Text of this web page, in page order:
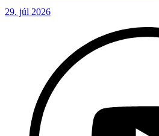
29. júl 2026